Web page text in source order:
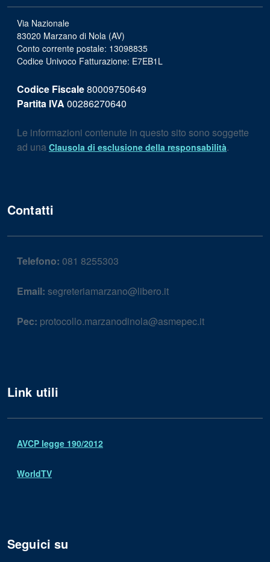
Via Nazionale
83020 Marzano di Nola (AV)
Conto corrente postale: 13098835
Codice Univoco Fatturazione: E7EB1L
Codice Fiscale80009750649
Partita IVA 00286270640
Le informazioni contenute in questo sito sono soggette
ad una Clausola di esclusione della responsabilità.
Contatti
Telefono: 081 8255303
Email: segreteriamarzano@libero.it
Pec: protocollo.marzanodinola@asmepec.it
Link utili
AVCP legge 190/2012
WorldTV
Seguici su